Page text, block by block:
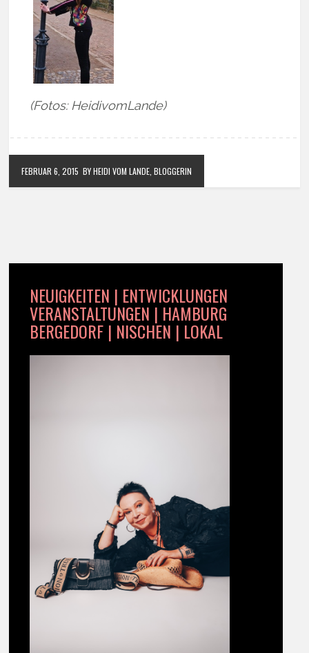
(Fotos: HeidivomLande)
FEBRUAR 6, 2015 BY HEIDI VOM LANDE, BLOGGERIN
NEUIGKEITEN | ENTWICKLUNGEN
VERANSTALTUNGEN | HAMBURG
BERGEDORF | NISCHEN | LOKAL